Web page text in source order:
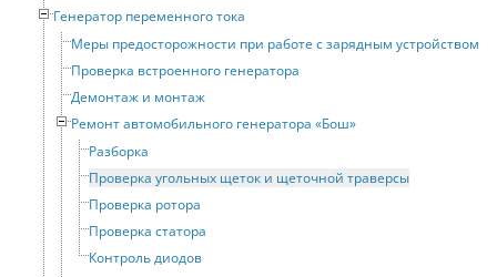
Генератор переменного тока
Меры предосторожности при работе с зарядным устройством
Проверка встроенного генератора
Демонтаж и монтаж
Ремонт автомобильного генератора «Бош»
Разборка
Проверка угольных щеток и щеточной траверсы
Проверка ротора
Проверка статора
Контроль диодов